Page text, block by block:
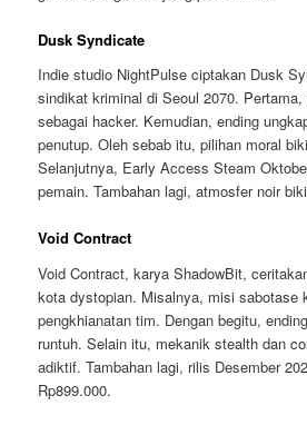
Dusk Syndicate
Indie studio NightPulse ciptakan Dusk
sindikat kriminal di Seoul 2070.
sebagai hacker. Kemudian, ending
penutup. Oleh sebab itu, pilihan moral
Selanjutnya, Early Access Steam
pemain. Tambahan lagi, atmosfer noir
Void Contract
Void Contract, karya ShadowBit,
kota dystopian. Misalnya, misi sabotase
pengkhianatan tim. Dengan begitu,
runtuh. Selain itu, mekanik stealth dan
adiktif. Tambahan lagi, rilis Desember
Rp899.000.